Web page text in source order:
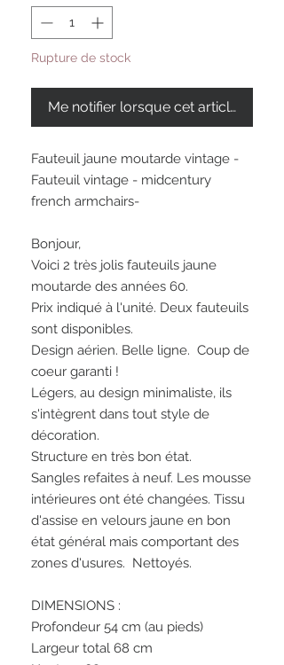
Rupture de stock
Me notifier lorsque cet article est
Fauteuil jaune moutarde vintage -
Fauteuil vintage - midcentury
french armchairs-
Bonjour,
Voici 2 très jolis fauteuils jaune
moutarde des années 60.
Prix indiqué à l'unité. Deux fauteuils
sont disponibles.
Design aérien. Belle ligne. Coup de
coeur garanti !
Légers, au design minimaliste, ils
s'intègrent dans tout style de
décoration.
Structure en très bon état.
Sangles refaites à neuf. Les mousse
intérieures ont été changées. Tissu
d'assise en velours jaune en bon
état général mais comportant des
zones d'usures. Nettoyés.
DIMENSIONS :
Profondeur 54 cm (au pieds)
Largeur total 68 cm